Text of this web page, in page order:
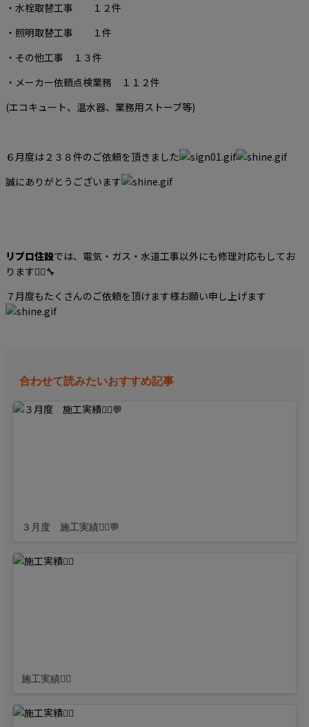
・水栓取替工事 １２件
・照明取替工事 １件
・その他工事 １３件
・メーカー依頼点検業務 １１２件
(エコキュート、温水器、業務用ストーブ等)
６月度は２３８件のご依頼を頂きました
誠にありがとうございます
リプロ住設では、電気・ガス・水道工事以外にも修理対応もしてお
ります👷‍♂️🔧
７月度もたくさんのご依頼を頂けます様お願い申し上げます
合わせて読みたいおすすめ記事
３月度 施工実績👷‍♂️💬
施工実績👷‍♂️